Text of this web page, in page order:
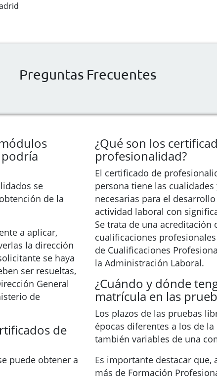
Preguntas Frecuentes
se
de la
a aplicar,
la dirección
se haya
ser resueltas,
General
de
de
puede obtener a
¿Qué son los
profesionalidad?
El certificado de
persona tiene las cualidades
necesarias para el
actividad laboral con
Se trata de una acreditación
cualificaciones
de Cualificaciones
la Administración Laboral.
¿Cuándo y dónde
matrícula en las
Los plazos de las pruebas
épocas diferentes a los de
también variables de una
Es importante destacar que,
más de Formación